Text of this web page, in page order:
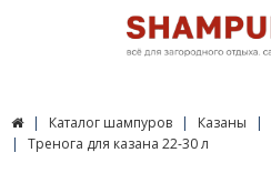
Каталог шампуров Казаны
Тренога для казана 22-30 л